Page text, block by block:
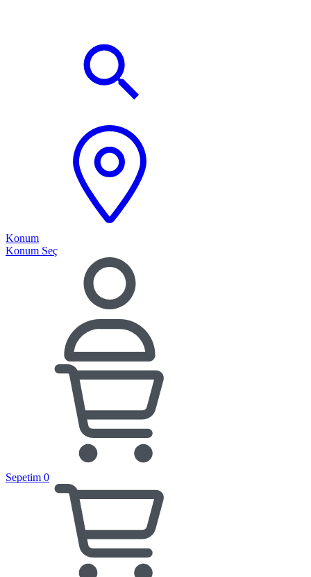
Konum
Konum Seç
Sepetim 0